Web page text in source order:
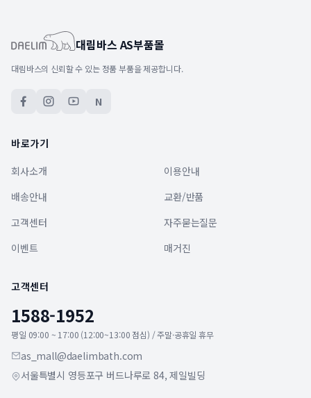
대림바스 AS부품몰
대림바스의 신뢰할 수 있는 정품 부품을 제공합니다.
N
바로가기
회사소개
이용안내
배송안내
교환/반품
고객센터
자주묻는질문
이벤트
매거진
고객센터
1588-1952
평일 09:00 ~ 17:00 (12:00~13:00 점심) / 주말·공휴일 휴무
as_mall@daelimbath.com
서울특별시 영등포구 버드나루로 84, 제일빌딩